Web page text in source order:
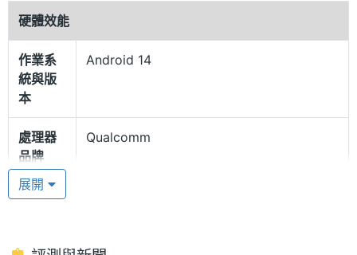
首款搭載液冷散熱板
SHARP AQUOS R9 採用再生鋁材質邊框，搭配康寧
Gorilla Glass Victus 2 玻璃背蓋，外觀油日本設計師
三宅一成創立的「miyake design」團隊進行打造，採
用平面背蓋、平面邊框外，主相機模組融合圓、方線
條的設計。另外散熱方面是 AQUOS 系列首款搭載液
冷散熱板的裝置；機身側邊則有指紋辨識整合的電源
硬體效能
作業系
統與版
本
Android 14
處理器
品牌
Qualcomm
處理器
展開